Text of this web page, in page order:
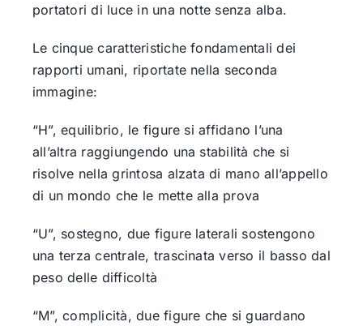
portatori di luce in una notte senza alba.
Le cinque caratteristiche fondamentali dei
rapporti umani, riportate nella seconda
immagine:
“H”, equilibrio, le figure si affidano l’una
all’altra raggiungendo una stabilità che si
risolve nella grintosa alzata di mano all’appello
di un mondo che le mette alla prova
“U”, sostegno, due figure laterali sostengono
una terza centrale, trascinata verso il basso dal
peso delle difficoltà
“M”, complicità, due figure che si guardano